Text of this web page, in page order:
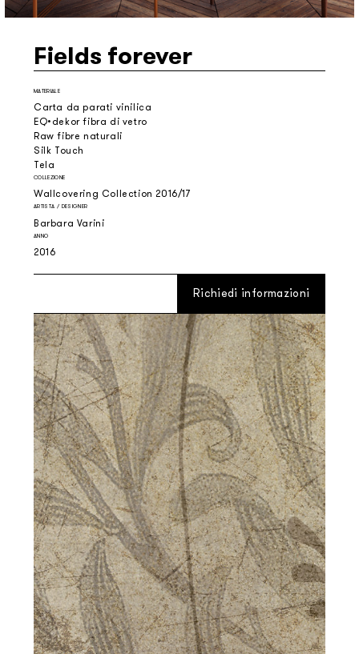
Fields forever
MATERIALE
Carta da parati vinilica
EQ•dekor fibra di vetro
Raw fibre naturali
Silk Touch
Tela
COLLEZIONE
Wallcovering Collection 2016/17
ARTISTA / DESIGNER
Barbara Varini
ANNO
2016
Richiedi informazioni